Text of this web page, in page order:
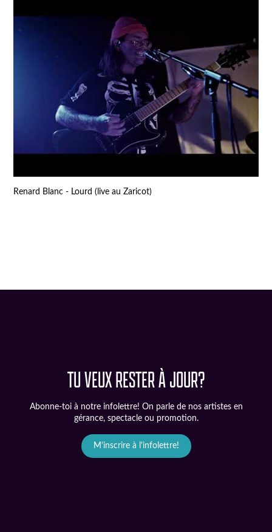
Renard Blanc - Lourd (live au Zaricot)
TU VEUX RESTER À JOUR?
Abonne-toi à notre infolettre! On parle de nos artistes en
gérance, spectacle ou promotion.
M'inscrire à l'infolettre!